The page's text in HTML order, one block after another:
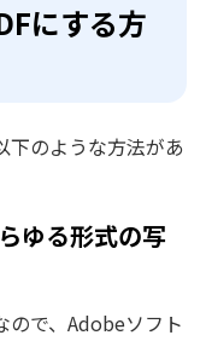
にする方
下のような方法があ
ゆる形式の写
ので、Adobeソフト